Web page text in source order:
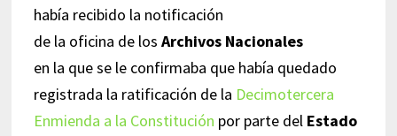
había recibido la notificación
de la oficina de los Archivos Nacionales
en la que se le confirmaba que había quedado
registrada la ratificación de la Decimotercera
Enmienda a la Constitución por parte del Estado